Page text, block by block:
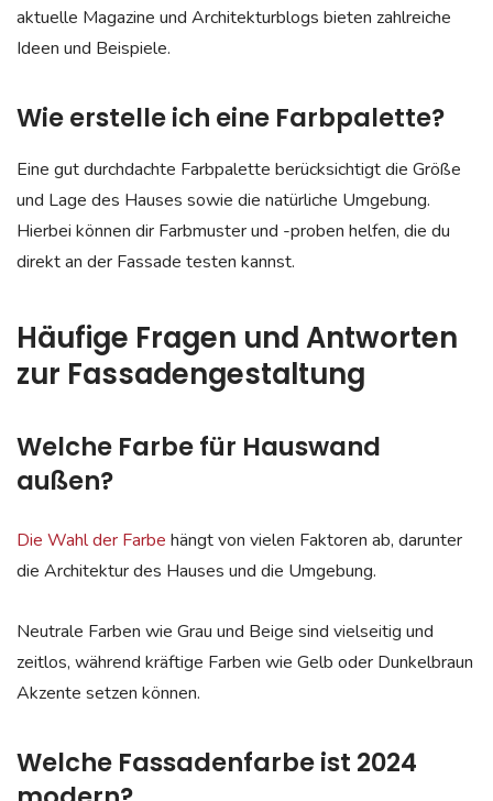
aktuelle Magazine und Architekturblogs bieten zahlreiche
Ideen und Beispiele.
Wie erstelle ich eine Farbpalette?
Eine gut durchdachte Farbpalette berücksichtigt die Größe
und Lage des Hauses sowie die natürliche Umgebung.
Hierbei können dir Farbmuster und -proben helfen, die du
direkt an der Fassade testen kannst.
Häufige Fragen und Antworten
zur Fassadengestaltung
Welche Farbe für Hauswand
außen?
Die Wahl der Farbe hängt von vielen Faktoren ab, darunter
die Architektur des Hauses und die Umgebung.
Neutrale Farben wie Grau und Beige sind vielseitig und
zeitlos, während kräftige Farben wie Gelb oder Dunkelbraun
Akzente setzen können.
Welche Fassadenfarbe ist 2024